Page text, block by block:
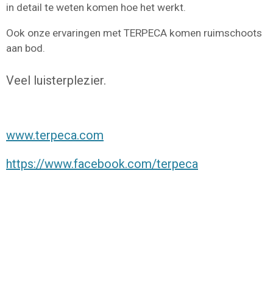
in detail te weten komen hoe het werkt.
Ook onze ervaringen met TERPECA komen ruimschoots
aan bod.
Veel luisterplezier.
www.terpeca.com
https://www.facebook.com/terpeca